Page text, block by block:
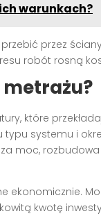
warunkach?
przez
robót rosną
które
systemu i
moc, rozbudowa
kwotę